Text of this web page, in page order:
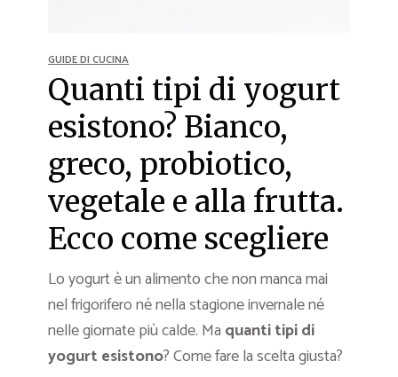
GUIDE DI CUCINA
Quanti tipi di yogurt
esistono? Bianco,
greco, probiotico,
vegetale e alla frutta.
Ecco come scegliere
Lo yogurt è un alimento che non manca mai
nel frigorifero né nella stagione invernale né
nelle giornate più calde. Ma quanti tipi di
yogurt esistono? Come fare la scelta giusta?